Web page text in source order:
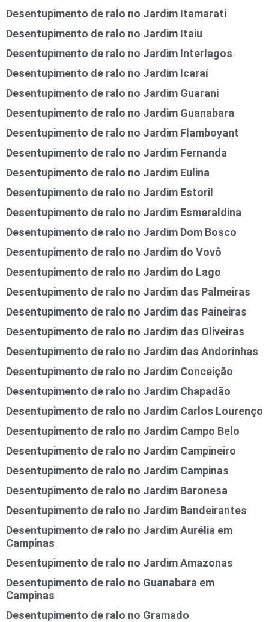
Desentupimento de ralo no Jardim Itamarati
Desentupimento de ralo no Jardim Itaiu
Desentupimento de ralo no Jardim Interlagos
Desentupimento de ralo no Jardim Icaraí
Desentupimento de ralo no Jardim Guarani
Desentupimento de ralo no Jardim Guanabara
Desentupimento de ralo no Jardim Flamboyant
Desentupimento de ralo no Jardim Fernanda
Desentupimento de ralo no Jardim Eulina
Desentupimento de ralo no Jardim Estoril
Desentupimento de ralo no Jardim Esmeraldina
Desentupimento de ralo no Jardim Dom Bosco
Desentupimento de ralo no Jardim do Vovô
Desentupimento de ralo no Jardim do Lago
Desentupimento de ralo no Jardim das Palmeiras
Desentupimento de ralo no Jardim das Paineiras
Desentupimento de ralo no Jardim das Oliveiras
Desentupimento de ralo no Jardim das Andorinhas
Desentupimento de ralo no Jardim Conceição
Desentupimento de ralo no Jardim Chapadão
Desentupimento de ralo no Jardim Carlos Lourenço
Desentupimento de ralo no Jardim Campo Belo
Desentupimento de ralo no Jardim Campineiro
Desentupimento de ralo no Jardim Campinas
Desentupimento de ralo no Jardim Baronesa
Desentupimento de ralo no Jardim Bandeirantes
Desentupimento de ralo no Jardim Aurélia em
Campinas
Desentupimento de ralo no Jardim Amazonas
Desentupimento de ralo no Guanabara em
Campinas
Desentupimento de ralo no Gramado